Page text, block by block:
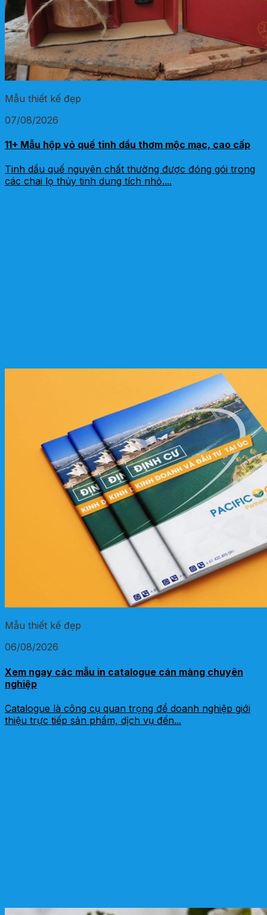
Mẫu thiết kế đẹp
07/08/2026
11+ Mẫu hộp vỏ quế tinh dầu thơm mộc mạc, cao cấp
Tinh dầu quế nguyên chất thường được đóng gói trong
các chai lọ thủy tinh dung tích nhỏ....
Mẫu thiết kế đẹp
06/08/2026
Xem ngay các mẫu in catalogue cán màng chuyên
nghiệp
Catalogue là công cụ quan trọng để doanh nghiệp giới
thiệu trực tiếp sản phẩm, dịch vụ đến...